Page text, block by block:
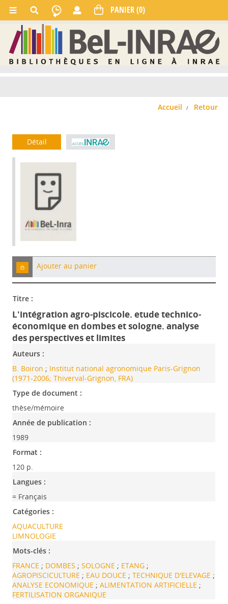
Accueil Retour
Détail
Ajouter au panier
Titre :
L'intégration agro-piscicole. etude technico-
économique en dombes et sologne. analyse
des perspectives et limites
Auteurs :
B. Boiron ; Institut national agronomique Paris-Grignon
(1971-2006; Thiverval-Grignon, FRA)
Type de document :
thèse/mémoire
Année de publication :
1989
Format :
120 p.
Langues :
= Français
Catégories :
AQUACULTURE
LIMNOLOGIE
Mots-clés :
FRANCE ; DOMBES ;SOLOGNE ; ETANG ;
AGROPISCICULTURE ; EAU DOUCE ;TECHNIQUE D'ELEVAGE ;
ANALYSE ECONOMIQUE ;ALIMENTATION ARTIFICIELLE ;
FERTILISATION ORGANIQUE